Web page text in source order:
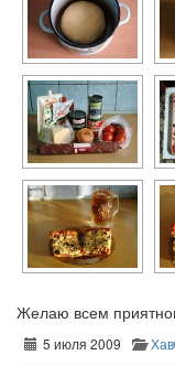
Желаю всем
5 июля 2009